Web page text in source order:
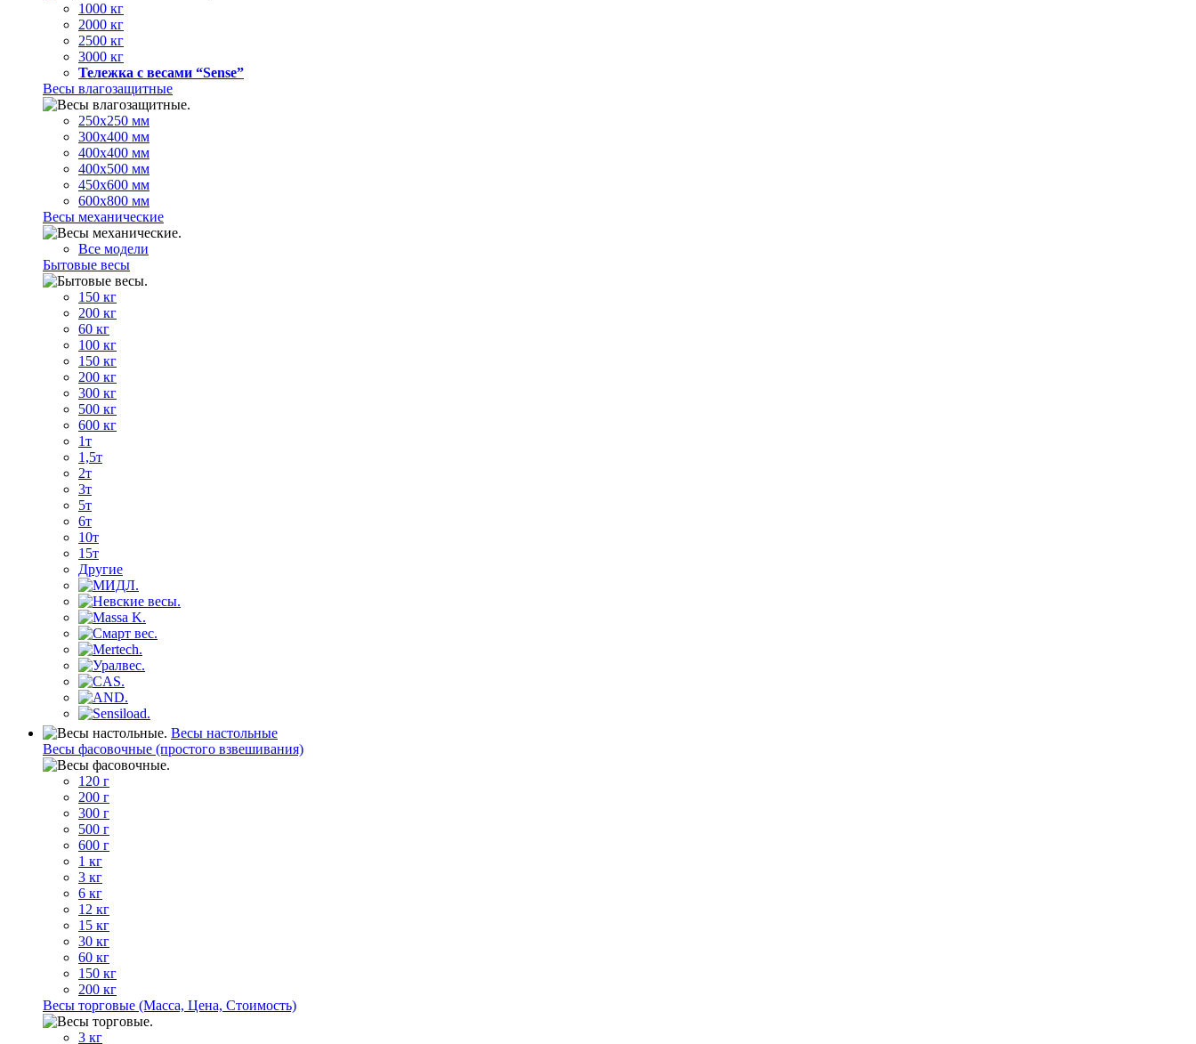
1000 кг
2000 кг
2500 кг
3000 кг
Тележка с весами “Sense”
Весы влагозащитные
250х250 мм
300х400 мм
400х400 мм
400х500 мм
450х600 мм
600х800 мм
Весы механические
Все модели
Бытовые весы
150 кг
200 кг
60 кг
100 кг
150 кг
200 кг
300 кг
500 кг
600 кг
1т
1,5т
2т
3т
5т
6т
10т
15т
Другие
Весы настольные
Весы фасовочные (простого взвешивания)
120 г
200 г
300 г
500 г
600 г
1 кг
3 кг
6 кг
12 кг
15 кг
30 кг
60 кг
150 кг
200 кг
Весы торговые (Масса, Цена, Стоимость)
3 кг